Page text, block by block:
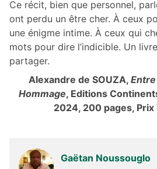
Ce récit, bien que personnel,
ont perdu un être cher. À ceux
une énigme intime. À ceux qui
mots pour dire l’indicible. Un
partager.
Alexandre de SOUZA,
Hommage, Editions
2024, 200 pages, Prix
Gaëtan Noussouglo